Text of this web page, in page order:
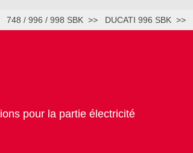
748 / 996 / 998 SBK DUCATI 996 SBK
pour la partie électricité